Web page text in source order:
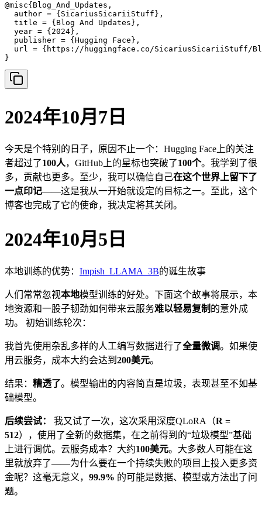
@misc{Blog_And_Updates,
  author = {SicariusSicariiStuff},
  title = {Blog And Updates},
  year = {2024},
  publisher = {Hugging Face},
url = {https://huggingface.co/SicariusSicariiStuff/
}
2024年10月7日
今天是个特别的日子，原因不止一个：Hugging Face上的关注
者超过了100人，GitHub上的星标也突破了100个。我学到了很
多，贡献也更多。至少，我可以确信自己在这个世界上留下了
一点印记——这是我从一开始就设定的目标之一。至此，这个
博客也完成了它的使命，我决定将其关闭。
2024年10月5日
本地训练的优势： Impish_LLAMA_3B的诞生故事
人们常常忽视本地模型训练的好处。下面这个故事将展示，本
地资源和一股子韧劲如何带来云服务难以轻易复制 的意外成
功。 初始训练轮次：
我首先使用杂乱多样的人工编写数据进行了全量微调。如果使
用云服务，成本大约会达到 200美元。
结果： 糟透了。模型输出的内容简直是垃圾，表现甚至不如基
础模型。
后续尝试： 我又试了一次，这次采用深度QLoRA（R =
512），使用了全新的数据集，在之前得到的“垃圾模型”基础
上进行调优。云服务成本？大约100美元。大多数人可能在这
里就放弃了——为什么要在一个持续失败的项目上投入更多资
金呢？这毫无意义， 99.9% 的可能是数据、模型或方法出了问
题。